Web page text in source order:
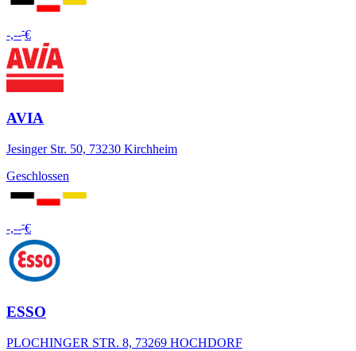
-,---€
AVIA
Jesinger Str. 50, 73230 Kirchheim
Geschlossen
-,---€
ESSO
PLOCHINGER STR. 8, 73269 HOCHDORF